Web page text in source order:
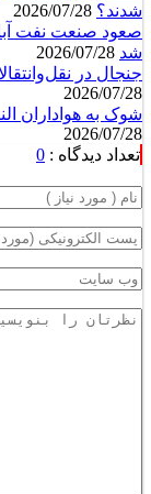
شدند؟
صعود صنعت نفت
شد
جنجال در
2026/07/28
شوک به هواداران
2026/07/28
تعداد دیدگاه : 0